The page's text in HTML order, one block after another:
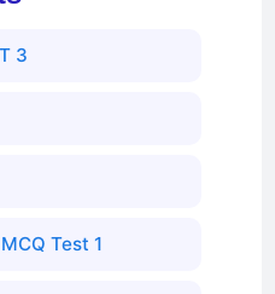
3
Test 1